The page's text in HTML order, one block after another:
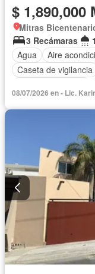
$ 1,890,000
3 Recámaras
Agua
Aire
Caseta de vigilancia
Gas natural
08/07/2026 en - Lic.